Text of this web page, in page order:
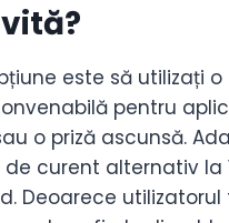
este să utilizați
pentru
o priză ascunsă.
curent alternativ la
Deoarece